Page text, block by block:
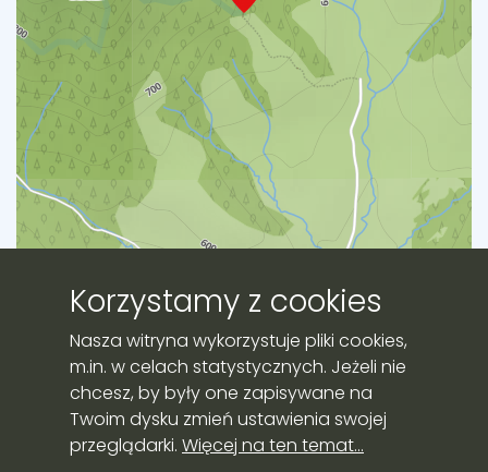
Leaflet OpenStreetMap
Strona przygotowana przez:
Korzystamy z cookies
Nasza witryna wykorzystuje pliki cookies,
m.in. w celach statystycznych. Jeżeli nie
chcesz, by były one zapisywane na
Twoim dysku zmień ustawienia swojej
przeglądarki. Więcej na ten temat...